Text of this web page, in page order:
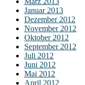
Januar 2013
Dezember 2012
November 2012
Oktober 2012
September 2012
Juli 2012
Juni 2012
Mai 2012
April 2012